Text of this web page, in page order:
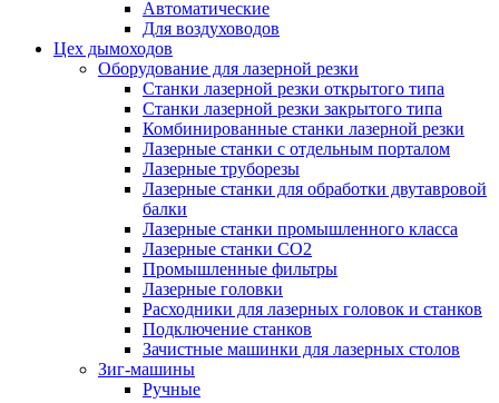
Автоматические
Для воздуховодов
Цех дымоходов
Оборудование для лазерной резки
Станки лазерной резки открытого типа
Станки лазерной резки закрытого типа
Комбинированные станки лазерной резки
Лазерные станки с отдельным порталом
Лазерные труборезы
Лазерные станки для обработки двутавровой
балки
Лазерные станки промышленного класса
Лазерные станки CO2
Промышленные фильтры
Лазерные головки
Расходники для лазерных головок и станков
Подключение станков
Зачистные машинки для лазерных столов
Зиг-машины
Ручные